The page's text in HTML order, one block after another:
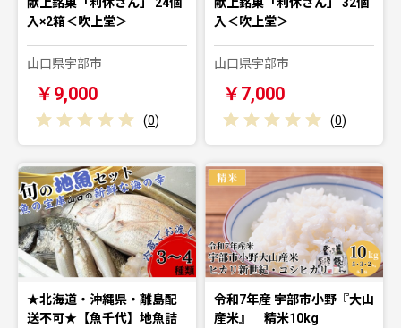
入×2箱＜吹上堂＞
山口県宇部市
￥9,000
(0)
入＜吹上堂＞
山口県宇部市
￥7,000
(0)
★北海道・沖縄県・離島配
送不可★【魚千代】地魚詰
令和7年産 宇部市小野『大山
産米』 精米10kg